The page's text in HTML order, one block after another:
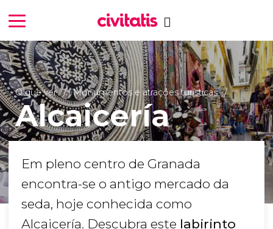
O que ver Monumentos e atrações turísticas
Alcaicería
Em pleno centro de Granada
encontra-se o antigo mercado da
seda, hoje conhecida como
Alcaicería. Descubra este labirinto